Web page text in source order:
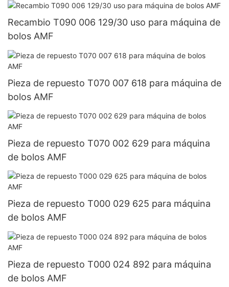
Recambio T090 006 129/30 uso para máquina de
bolos AMF
Pieza de repuesto T070 007 618 para máquina de
bolos AMF
Pieza de repuesto T070 002 629 para máquina
de bolos AMF
Pieza de repuesto T000 029 625 para máquina
de bolos AMF
Pieza de repuesto T000 024 892 para máquina
de bolos AMF